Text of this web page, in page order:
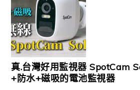
真.台灣好用監視器 SpotCam
+防水+磁吸的電池監視器